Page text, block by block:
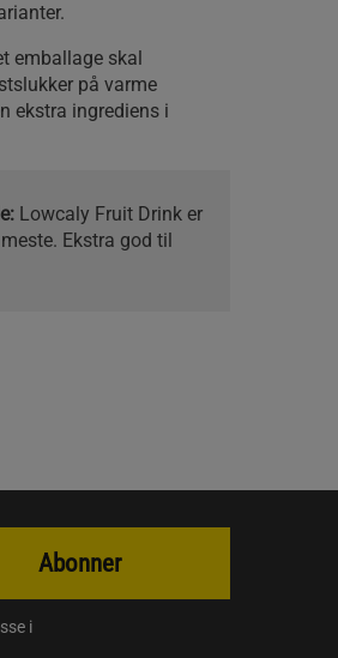
emballage skal
på varme
ekstra ingrediens i
Lowcaly Fruit Drink er
Ekstra god til
i
Abonner